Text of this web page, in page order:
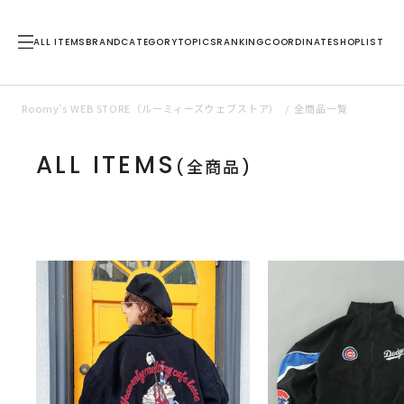
ALL ITEMSBRANDCATEGORYTOPICSRANKINGCOORDINATESHOPLIST
Roomy’s WEB STORE（ルーミィーズウェブストア） 全商品一覧
ALL ITEMS (全商品)